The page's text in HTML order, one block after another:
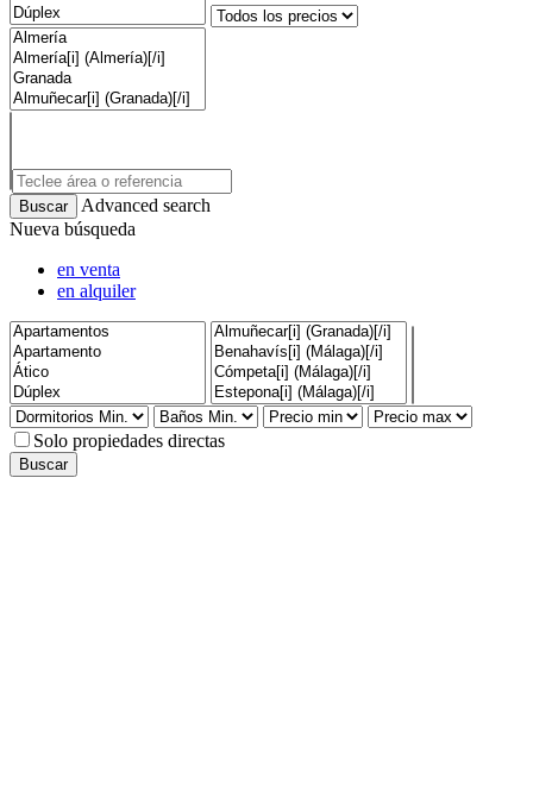
Advanced search
Nueva búsqueda
en venta
en alquiler
Solo propiedades directas